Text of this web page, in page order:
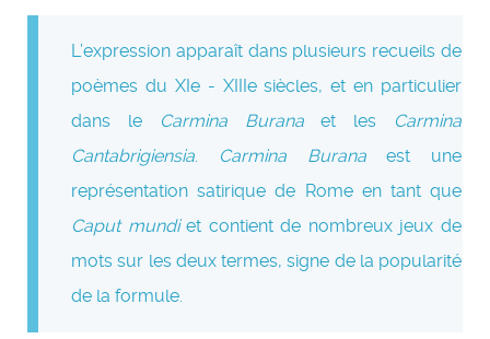
L’expression apparaît dans plusieurs recueils de
poèmes du XIe - XIIIe siècles, et en particulier
dans le
Carmina Buranaet les
Carmina
Cantabrigiensia
Carmina Buranaest une
représentation satirique de Rome en tant que
Caput mundiet contient de nombreux jeux de
mots sur les deux termes, signe de la popularité
de la formule.